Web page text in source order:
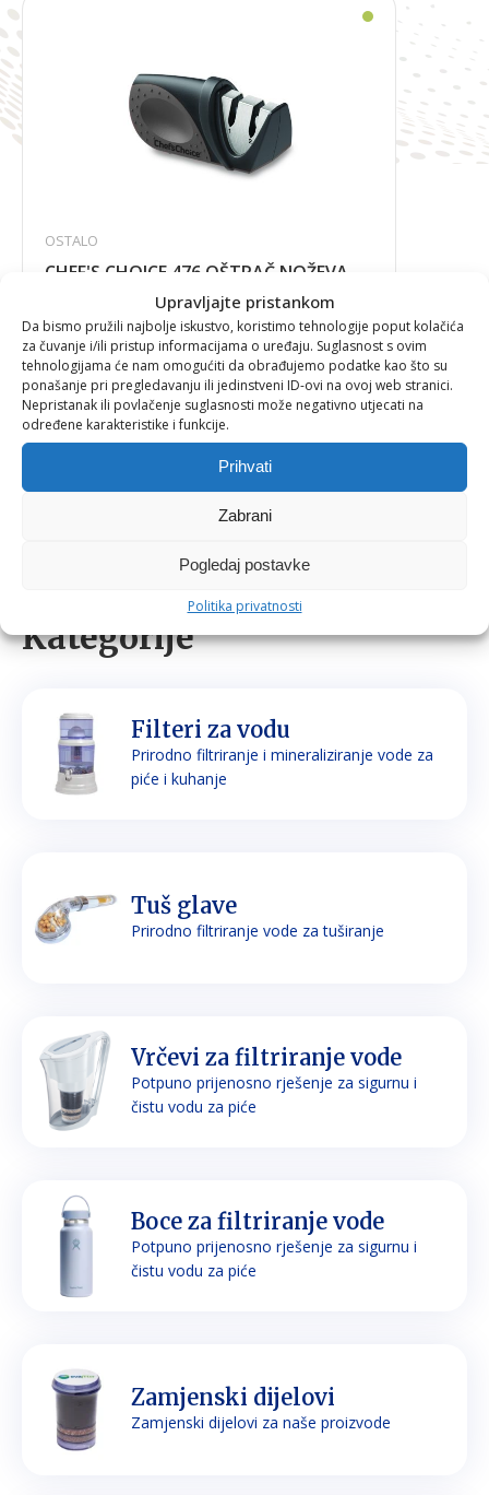
Upravljajte pristankom
Da bismo pružili najbolje iskustvo, koristimo tehnologije poput kolačića
za čuvanje i/ili pristup informacijama o uređaju. Suglasnost s ovim
tehnologijama će nam omogućiti da obrađujemo podatke kao što su
ponašanje pri pregledavanju ili jedinstveni ID-ovi na ovoj web stranici.
Nepristanak ili povlačenje suglasnosti može negativno utjecati na
određene karakteristike i funkcije.
Prihvati
Zabrani
Pogledaj postavke
Politika privatnosti
Kategorije
Filteri za vodu
Prirodno filtriranje i mineraliziranje vode za
piće i kuhanje
Tuš glave
Prirodno filtriranje vode za tuširanje
Vrčevi za filtriranje vode
Potpuno prijenosno rješenje za sigurnu i
čistu vodu za piće
Boce za filtriranje vode
Potpuno prijenosno rješenje za sigurnu i
čistu vodu za piće
Zamjenski dijelovi
Zamjenski dijelovi za naše proizvode
15,76€
OSTALO
CHEF'S CHOICE 476 OŠTRAČ NOŽEVA